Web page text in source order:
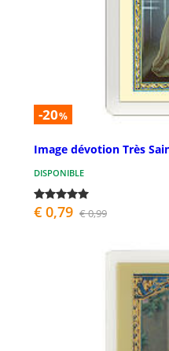
-20%
Image dévotion Très
DISPONIBLE
€ 0,79 € 0,99